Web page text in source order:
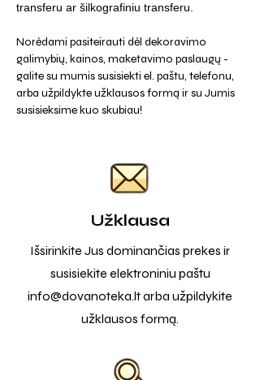
transferu ar šilkografiniu transferu.
Norėdami pasiteirauti dėl dekoravimo
galimybių, kainos, maketavimo paslaugų -
galite su mumis susisiekti el. paštu, telefonu,
arba užpildykte užklausos formą ir su Jumis
susisieksime kuo skubiau!
Užklausa
Išsirinkite Jus dominančias prekes ir
susisiekite elektroniniu paštu
info@dovanoteka.ltarba užpildykite
užklausos formą.